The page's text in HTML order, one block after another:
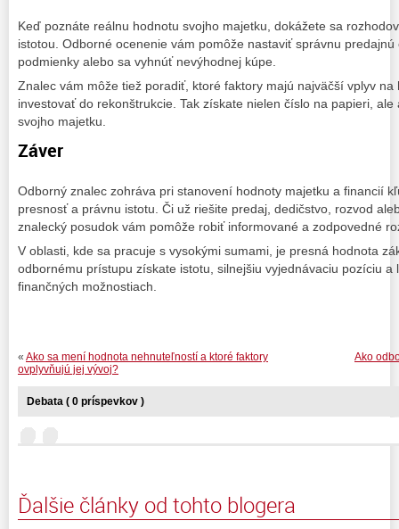
Keď poznáte reálnu hodnotu svojho majetku, dokážete sa
istotou. Odborné ocenenie vám pomôže nastaviť správnu
podmienky alebo sa vyhnúť nevýhodnej kúpe.
Znalec vám môže tiež poradiť, ktoré faktory majú najväčší vplyv na
investovať do rekonštrukcie. Tak získate nielen číslo na papieri,
svojho majetku.
Záver
Odborný znalec zohráva pri stanovení hodnoty majetku a financií
presnosť a právnu istotu. Či už riešite predaj, dedičstvo, rozvod
znalecký posudok vám pomôže robiť informované a zodpovedné
V oblasti, kde sa pracuje s vysokými sumami, je presná hodnota
odbornému prístupu získate istotu, silnejšiu vyjednávaciu pozíciu a
finančných možnostiach.
Ako
« Ako sa mení hodnota nehnuteľností a ktoré faktory
ovplyvňujú jej vývoj?
Debata ( 0 príspevkov )
Ďalšie články od tohto blogera